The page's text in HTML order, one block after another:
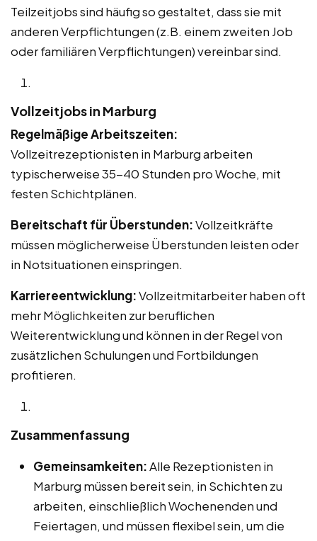
Teilzeitjobs sind häufig so gestaltet, dass sie mit
anderen Verpflichtungen (z.B. einem zweiten Job
oder familiären Verpflichtungen) vereinbar sind.
Vollzeitjobs in Marburg
Regelmäßige Arbeitszeiten:
Vollzeitrezeptionisten in Marburg arbeiten
typischerweise 35-40 Stunden pro Woche, mit
festen Schichtplänen.
Bereitschaft für Überstunden:Vollzeitkräfte
müssen möglicherweise Überstunden leisten oder
in Notsituationen einspringen.
Karriereentwicklung:Vollzeitmitarbeiter haben oft
mehr Möglichkeiten zur beruflichen
Weiterentwicklung und können in der Regel von
zusätzlichen Schulungen und Fortbildungen
profitieren.
Zusammenfassung
Gemeinsamkeiten:Alle Rezeptionisten in
Marburg müssen bereit sein, in Schichten zu
arbeiten, einschließlich Wochenenden und
Feiertagen, und müssen flexibel sein, um die